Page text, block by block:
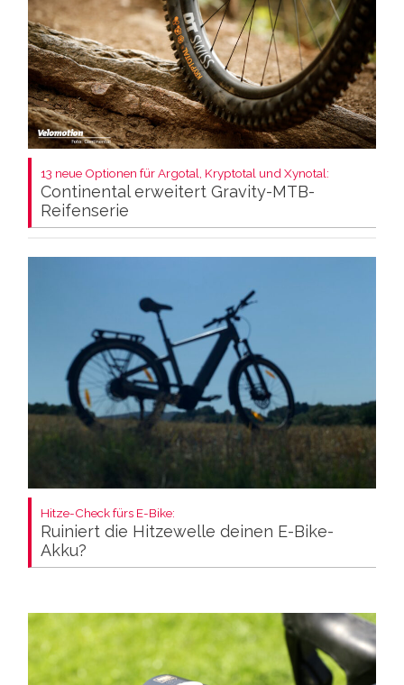
13 neue Optionen für Argotal, Kryptotal und Xynotal:
Continental erweitert Gravity-MTB-
Reifenserie
Hitze-Check fürs E-Bike:
Ruiniert die Hitzewelle deinen E-Bike-
Akku?